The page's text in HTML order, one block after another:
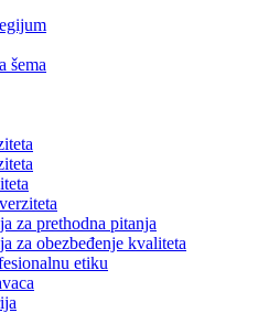
šema
za prethodna pitanja
za obezbeđenje kvaliteta
etiku